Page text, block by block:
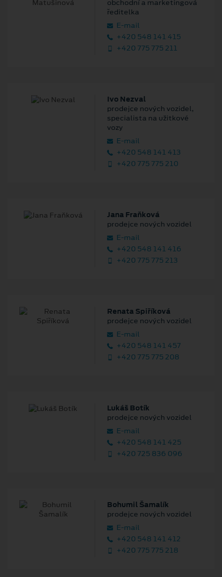
obchodní a marketingová
ředitelka
E‑mail
+420 548 141 415
+420 775 775 211
Ivo Nezval
prodejce nových vozidel,
specialista na užitkové
vozy
E‑mail
+420 548 141 413
+420 775 775 210
Jana Fraňková
prodejce nových vozidel
E‑mail
+420 548 141 416
+420 775 775 213
Renata Spiříková
prodejce nových vozidel
E‑mail
+420 548 141 457
+420 775 775 208
Lukáš Botík
prodejce nových vozidel
E‑mail
+420 548 141 425
+420 725 836 096
Bohumil Šamalík
prodejce nových vozidel
E‑mail
+420 548 141 412
+420 775 775 218